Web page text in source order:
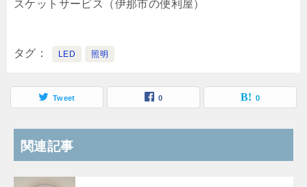
スケットサービス（伊那市の便利屋）
タグ LED 照明
Tweet 0 0
関連記事